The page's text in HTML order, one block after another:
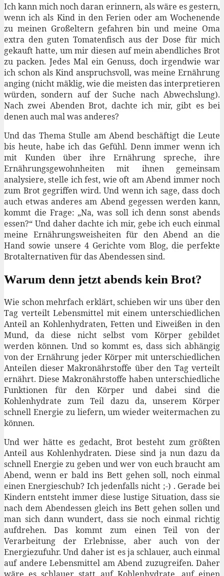
Ich kann mich noch daran erinnern, als wäre es gestern,
wenn ich als Kind in den Ferien oder am Wochenende
zu meinen Großeltern gefahren bin und meine Oma
extra den guten Tomatenfisch aus der Dose für mich
gekauft hatte, um mir diesen auf mein abendliches Brot
zu packen. Jedes Mal ein Genuss, doch irgendwie war
ich schon als Kind anspruchsvoll, was meine Ernährung
anging (nicht mäklig, wie die meisten das interpretieren
würden, sondern auf der Suche nach Abwechslung).
Nach zwei Abenden Brot, dachte ich mir, gibt es bei
denen auch mal was anderes?
Und das Thema Stulle am Abend beschäftigt die Leute
bis heute, habe ich das Gefühl. Denn immer wenn ich
mit Kunden über ihre Ernährung spreche, ihre
Ernährungsgewohnheiten mit ihnen gemeinsam
analysiere, stelle ich fest, wie oft am Abend immer noch
zum Brot gegriffen wird. Und wenn ich sage, dass doch
auch etwas anderes am Abend gegessen werden kann,
kommt die Frage: „Na, was soll ich denn sonst abends
essen?“ Und daher dachte ich mir, gebe ich euch einmal
meine Ernährungsweisheiten für den Abend an die
Hand sowie unsere 4 Gerichte vom Blog, die perfekte
Brotalternativen für das Abendessen sind.
Warum denn jetzt abends kein Brot?
Wie schon mehrfach erklärt, schieben wir uns über den
Tag verteilt Lebensmittel mit einem unterschiedlichen
Anteil an Kohlenhydraten, Fetten und Eiweißen in den
Mund, da diese nicht selbst vom Körper gebildet
werden können. Und so kommt es, dass sich abhängig
von der Ernährung jeder Körper mit unterschiedlichen
Anteilen dieser Makronährstoffe über den Tag verteilt
ernährt. Diese Makronährstoffe haben unterschiedliche
Funktionen für den Körper und dabei sind die
Kohlenhydrate zum Teil dazu da, unserem Körper
schnell Energie zu liefern, um wieder weitermachen zu
können.
Und wer hätte es gedacht, Brot besteht zum größten
Anteil aus Kohlenhydraten. Diese sind ja nun dazu da
schnell Energie zu geben und wer von euch braucht am
Abend, wenn er bald ins Bett gehen soll, noch einmal
einen Energieschub? Ich jedenfalls nicht ;-) . Gerade bei
Kindern entsteht immer diese lustige Situation, dass sie
nach dem Abendessen gleich ins Bett gehen sollen und
man sich dann wundert, dass sie noch einmal richtig
aufdrehen. Das kommt zum einen Teil von der
Verarbeitung der Erlebnisse, aber auch von der
Energiezufuhr. Und daher ist es ja schlauer, auch einmal
auf andere Lebensmittel am Abend zuzugreifen. Daher